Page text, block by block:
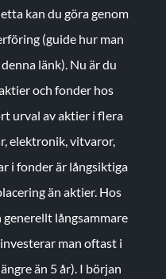
kan du göra genom
(guide hur man
länk). Nu är du
och fonder hos
urval av aktier i flera
elektronik, vitvaror,
i fonder är långsiktiga
än aktier. Hos
långsammare
man oftast i
än 5 år). I början